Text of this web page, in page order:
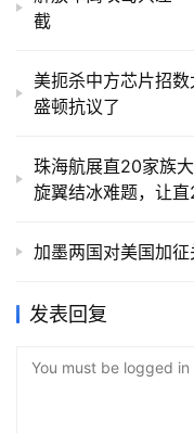
截
美扼杀中方芯片招
盛顿抗议了
珠海航展直20家族
旋翼结冰难题，让
加墨两国对美国加
发表回复
You must be logged